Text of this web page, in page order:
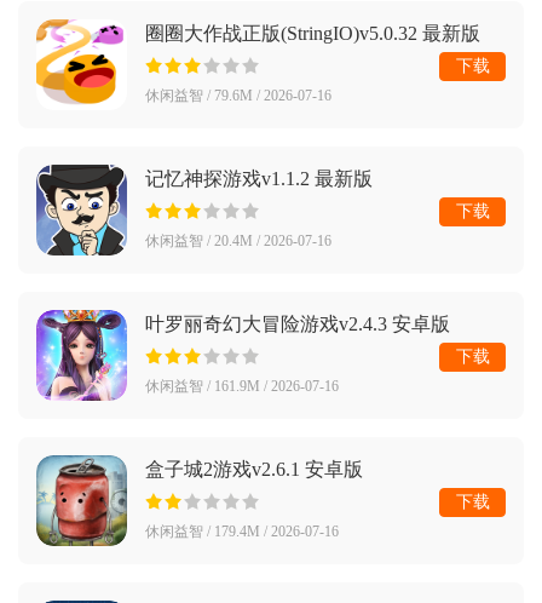
圈圈大作战正版(StringIO)v5.0.32 最新版
休闲益智 / 79.6M / 2026-07-16
下载
记忆神探游戏v1.1.2 最新版
休闲益智 / 20.4M / 2026-07-16
下载
叶罗丽奇幻大冒险游戏v2.4.3 安卓版
休闲益智 / 161.9M / 2026-07-16
下载
盒子城2游戏v2.6.1 安卓版
休闲益智 / 179.4M / 2026-07-16
下载